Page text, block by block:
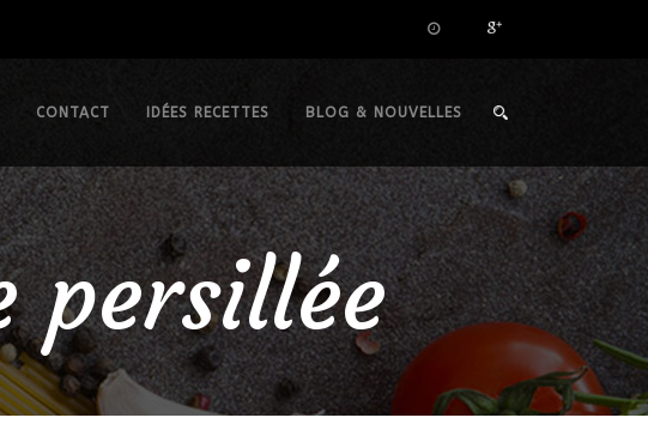
CONTACT IDÉES RECETTES BLOG & NOUVELLES
persillée